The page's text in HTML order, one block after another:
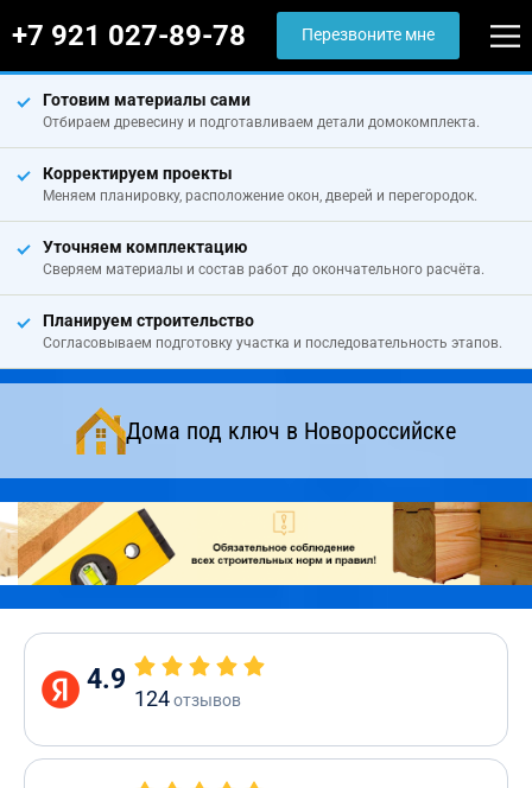
+7 921 027-89-78 Перезвоните мне
Готовим материалы сами
Отбираем древесину и подготавливаем детали домокомплекта.
Корректируем проекты
Меняем планировку, расположение окон, дверей и перегородок.
Уточняем комплектацию
Сверяем материалы и состав работ до окончательного расчёта.
Планируем строительство
Согласовываем подготовку участка и последовательность этапов.
Дома под ключ в Новороссийске
4.9
124отзывов